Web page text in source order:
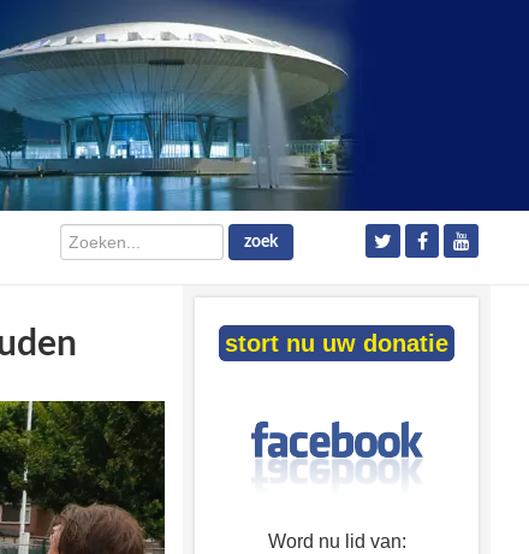
Zoeken... zoek
stort nu uw donatie
Word nu lid van: